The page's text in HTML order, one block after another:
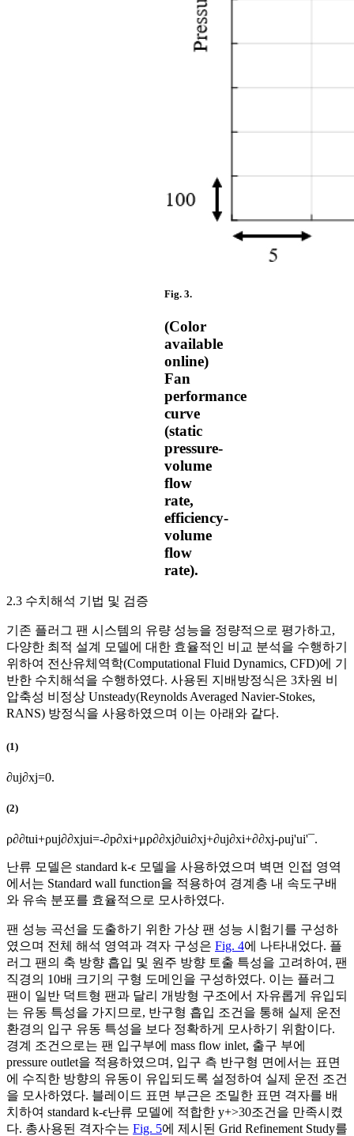
Fig. 3.
(Color
available
online)
Fan
performance
curve
(static
pressure-
volume
flow
rate,
efficiency-
volume
flow
rate).
2.3 수치해석 기법 및 검증
기존 플러그 팬 시스템의 유량 성능을 정량적으로 평가하고,
다양한 최적 설계 모델에 대한 효율적인 비교 분석을 수행하기
위하여 전산유체역학(Computational Fluid Dynamics, CFD)에 기
반한 수치해석을 수행하였다. 사용된 지배방정식은 3차원 비
압축성 비정상 Unsteady(Reynolds Averaged Navier-Stokes,
RANS) 방정식을 사용하였으며 이는 아래와 같다.
(1)
∂uj∂xj=0.
(2)
ρ∂∂tui+ρuj∂∂xjui=-∂p∂xi+μρ∂∂xj∂ui∂xj+∂uj∂xi+∂∂xj-ρuj'ui'¯.
난류 모델은 standard k-ϵ 모델을 사용하였으며 벽면 인접 영역
에서는 Standard wall function을 적용하여 경계층 내 속도구배
와 유속 분포를 효율적으로 모사하였다.
팬 성능 곡선을 도출하기 위한 가상 팬 성능 시험기를 구성하
였으며 전체 해석 영역과 격자 구성은 Fig. 4에 나타내었다. 플
러그 팬의 축 방향 흡입 및 원주 방향 토출 특성을 고려하여, 팬
직경의 10배 크기의 구형 도메인을 구성하였다. 이는 플러그
팬이 일반 덕트형 팬과 달리 개방형 구조에서 자유롭게 유입되
는 유동 특성을 가지므로, 반구형 흡입 조건을 통해 실제 운전
환경의 입구 유동 특성을 보다 정확하게 모사하기 위함이다.
경계 조건으로는 팬 입구부에 mass flow inlet, 출구 부에
pressure outlet을 적용하였으며, 입구 측 반구형 면에서는 표면
에 수직한 방향의 유동이 유입되도록 설정하여 실제 운전 조건
을 모사하였다. 블레이드 표면 부근은 조밀한 표면 격자를 배
치하여 standard k-ϵ난류 모델에 적합한 y+>30조건을 만족시켰
다. 총사용된 격자수는 Fig. 5에 제시된 Grid Refinement Study를